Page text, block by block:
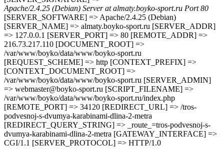
Apache/2.4.25 (Debian) Server at almaty.boyko-sport.ru Port 80
[SERVER_SOFTWARE] => Apache/2.4.25 (Debian)
[SERVER_NAME] => almaty.boyko-sport.ru [SERVER_ADDR]
=> 127.0.0.1 [SERVER_PORT] => 80 [REMOTE_ADDR] =>
216.73.217.110 [DOCUMENT_ROOT] =>
/var/www/boyko/data/www/boyko-sport.ru
[REQUEST_SCHEME] => http [CONTEXT_PREFIX] =>
[CONTEXT_DOCUMENT_ROOT] =>
/var/www/boyko/data/www/boyko-sport.ru [SERVER_ADMIN]
=> webmaster@boyko-sport.ru [SCRIPT_FILENAME] =>
/var/www/boyko/data/www/boyko-sport.ru/index.php
[REMOTE_PORT] => 34120 [REDIRECT_URL] => /tros-
podvesnoj-s-dvumya-karabinami-dlina-2-metra
[REDIRECT_QUERY_STRING] => _route_=tros-podvesnoj-s-
dvumya-karabinami-dlina-2-metra [GATEWAY_INTERFACE] =>
CGI/1.1 [SERVER_PROTOCOL] => HTTP/1.0